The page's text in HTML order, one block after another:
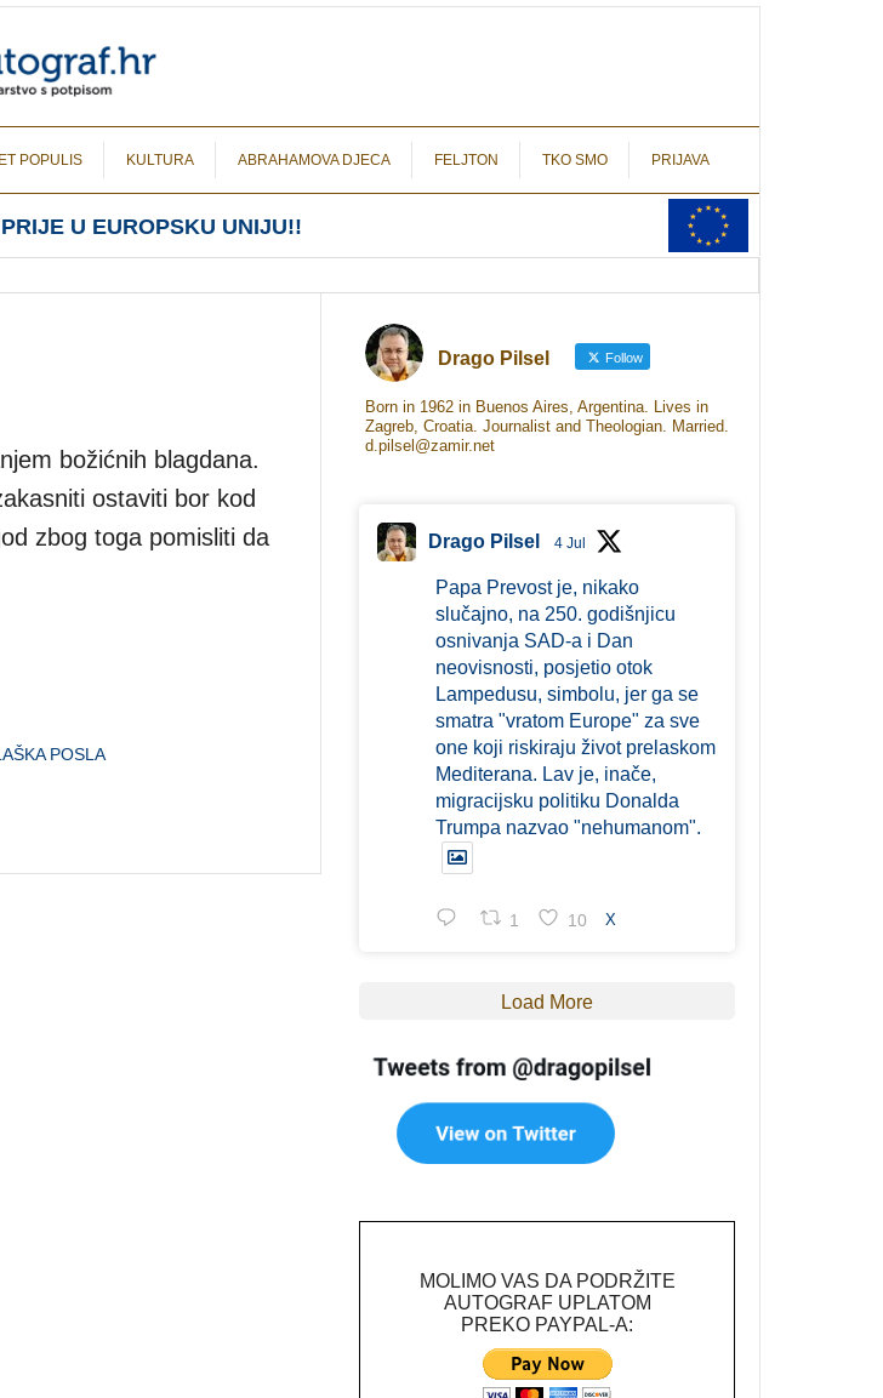
POPULIS KULTURA ABRAHAMOVA DJECA FELJTON TKO SMO PRIJAVA
U EUROPSKU UNIJU!!
božićnih blagdana.
ostaviti bor kod
zbog toga pomisliti da
POSLA
Drago Pilsel Follow
Born in 1962 in Buenos Aires, Argentina. Lives in
Zagreb, Croatia. Journalist and Theologian. Married.
d.pilsel@zamir.net
Drago Pilsel 4 Jul
Papa Prevost je, nikako
slučajno, na 250. godišnjicu
osnivanja SAD-a i Dan
neovisnosti, posjetio otok
Lampedusu, simbolu, jer ga se
smatra "vratom Europe" za sve
one koji riskiraju život prelaskom
Mediterana. Lav je, inače,
migracijsku politiku Donalda
Trumpa nazvao "nehumanom".
1 10 X
Load More
MOLIMO VAS DA PODRŽITE
AUTOGRAF UPLATOM
PREKO PAYPAL-A: